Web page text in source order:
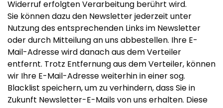
Widerruf erfolgten Verarbeitung berührt wird.
Sie können dazu den Newsletter jederzeit unter
Nutzung des entsprechenden Links im Newsletter
oder durch Mitteilung an uns abbestellen. Ihre E-
Mail-Adresse wird danach aus dem Verteiler
entfernt. Trotz Entfernung aus dem Verteiler, können
wir Ihre E-Mail-Adresse weiterhin in einer sog.
Blacklist speichern, um zu verhindern, dass Sie in
Zukunft Newsletter-E-Mails von uns erhalten. Diese